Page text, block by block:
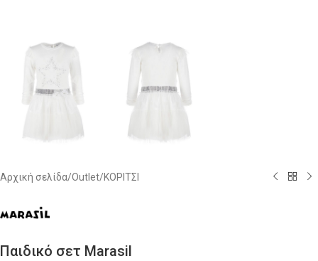
Αρχική σελίδα/Outlet/ΚΟΡΙΤΣΙ
Παιδικό σετ Marasil